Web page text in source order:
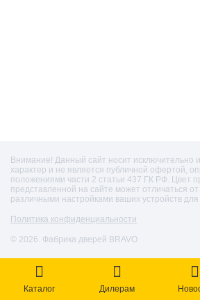
Внимание! Данный сайт носит
характер и не является публичной офертой,
положениями части 2 статьи 437 ГК РФ. Цвет
представленной на сайте может отличаться от
различными настройками ваших устройств
Политика конфиденциальности
© 2026. Фабрика дверей BRAVO
Каталог Дилерам